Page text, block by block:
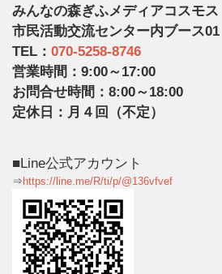
みんなの森ぎふメディアコスモス
市民活動交流センター内ブース01
TEL： 070-5258-8746
営業時間：9:00～17:00
お問合せ時間：8:00～18:00
定休日：月４回（不定）
■Line公式アカウント
⇒https://line.me/R/ti/p/@136vfvef